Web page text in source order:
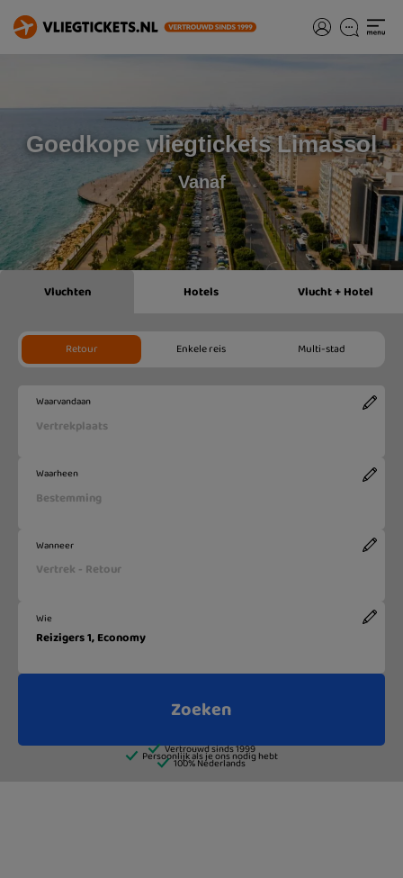
Goedkope vliegtickets Limassol
Vanaf